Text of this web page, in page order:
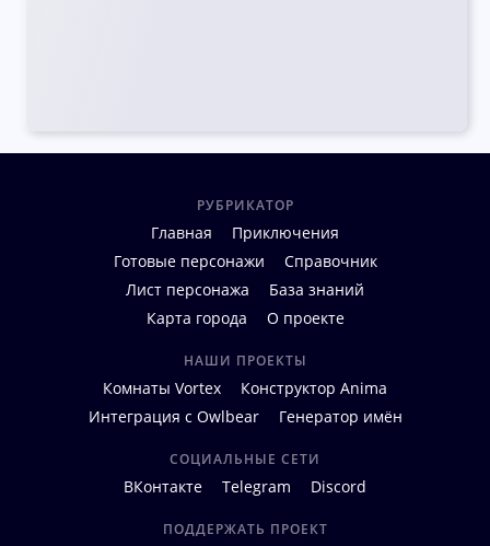
РУБРИКАТОР
Главная
Приключения
Готовые персонажи
Справочник
Лист персонажа
База знаний
Карта города
О проекте
НАШИ ПРОЕКТЫ
Комнаты Vortex
Конструктор Anima
Интеграция с Owlbear
Генератор имён
СОЦИАЛЬНЫЕ СЕТИ
ВКонтакте Telegram Discord
ПОДДЕРЖАТЬ ПРОЕКТ